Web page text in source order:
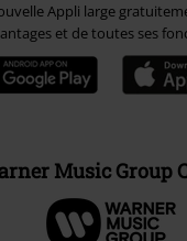
Appli large
et de toutes ses
Music Group